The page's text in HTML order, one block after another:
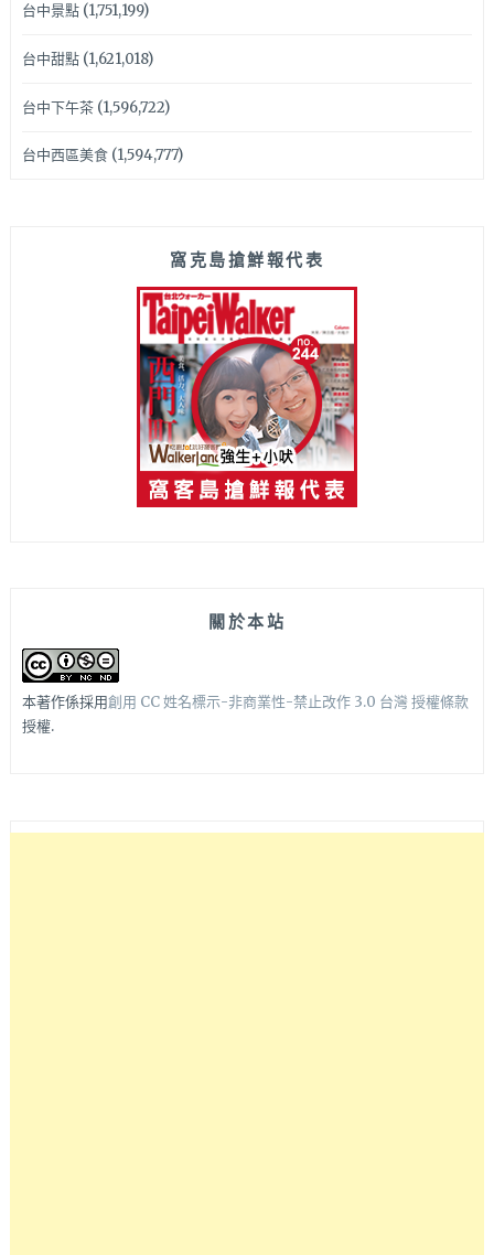
台中景點(1,751,199)
台中甜點(1,621,018)
台中下午茶(1,596,722)
台中西區美食(1,594,777)
窩克島搶鮮報代表
關於本站
本著作係採用創用 CC 姓名標示-非商業性-禁止改作 3.0 台灣 授權條款
授權.